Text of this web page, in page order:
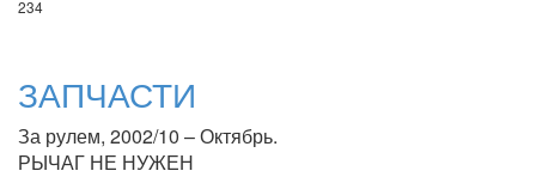
234
ЗАПЧАСТИ
За рулем, 2002/10 – Октябрь.
РЫЧАГ НЕ НУЖЕН